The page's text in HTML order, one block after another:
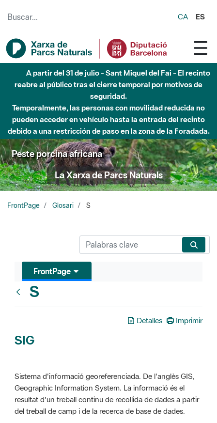
CA ES
A partir del 31 de julio - Sant Miquel del Fai - El recinto
reabre al público tras el cierre temporal por motivos de
seguridad.
Temporalmente, las personas con movilidad reducida no
pueden acceder en vehículo hasta la entrada del recinto
debido a una restricción de paso en la zona de la Foradada.
Peste porcina africana
La Xarxa de Parcs Naturals
FrontPage Glosari S
FrontPage
S
Detalles Imprimir
SIG
Sistema d'informació georeferenciada. De l'anglès GIS,
Geographic Information System. La informació és el
resultat d'un treball continu de recollida de dades a partir
del treball de camp i de la recerca de base de dades.